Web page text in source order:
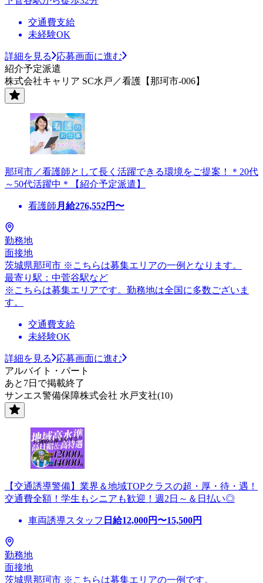
交通費支給
未経験OK
詳細を見る
応募画面に進む
紹介予定派遣
株式会社キャリア SC水戸／看護【那珂市-006】
那珂市／看護師として長く活躍できる環境をご提案！＊20代
～50代活躍中＊【紹介予定派遣】
看護師 月給276,552円〜
勤務地
面接地
茨城県那珂市 ※こちらは募集エリアの一例となります。
最寄り駅：中菅谷駅など
※こちらは募集エリアです。勤務地は全国に多数ございま
す。
交通費支給
未経験OK
詳細を見る
応募画面に進む
アルバイト・パート
あと7日で掲載終了
サンエス警備保障株式会社 水戸支社(10)
【交通誘導警備】業界＆地域TOPクラスの超・厚・待・遇！
交通費全額！学生もシニアも歓迎！週2日～＆日払い◎
車両誘導スタッフ 日給12,000円〜15,500円
勤務地
面接地
茨城県那珂市 ※こちらは募集エリアの一例です。